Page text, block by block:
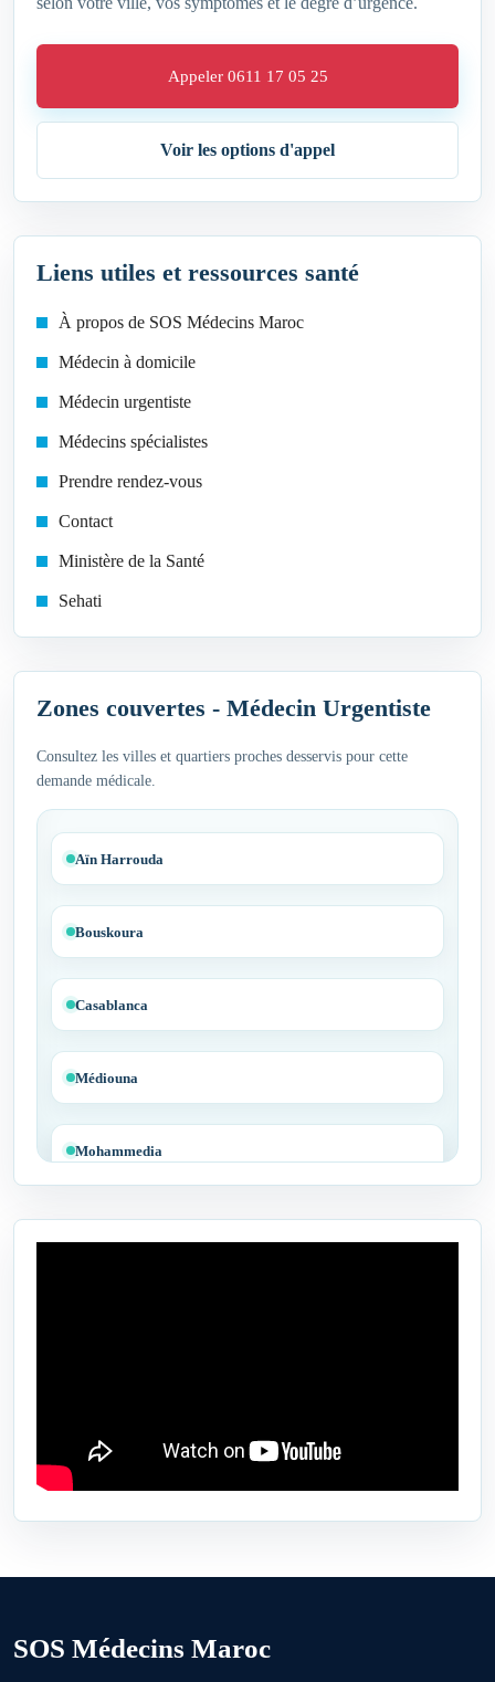
Appeler 0611 17 05 25
Voir les options d'appel
Liens utiles et ressources santé
À propos de SOS Médecins Maroc
Médecin à domicile
Médecin urgentiste
Médecins spécialistes
Prendre rendez-vous
Contact
Ministère de la Santé
Sehati
Zones couvertes - Médecin Urgentiste
Consultez les villes et quartiers proches desservis pour cette
demande médicale.
Aïn Harrouda
Bouskoura
Casablanca
Médiouna
Mohammedia
Tit Mellil
Ben Ahmed
Boujniba
SOS Médecins Maroc